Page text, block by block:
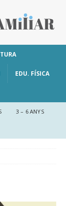
EDU. FÍSICA
3 – 6 ANYS